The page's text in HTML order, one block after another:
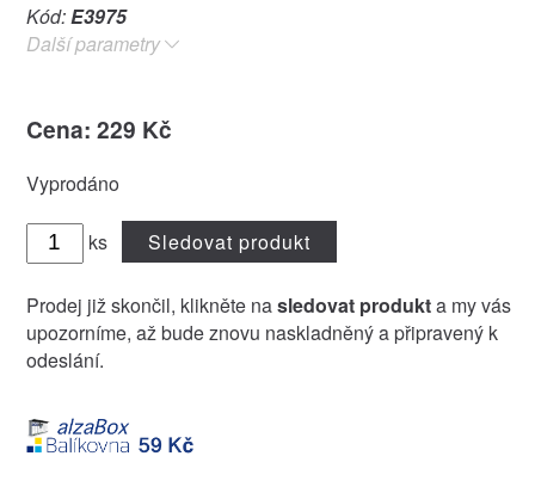
Kód:E3975
Další parametry
Cena: 229 Kč
Vyprodáno
ks Sledovat produkt
Prodej již skončil, klikněte nasledovat produkta my vás
upozorníme, až bude znovu naskladněný a připravený k
odeslání.